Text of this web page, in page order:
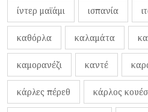
ίντερ μαϊάμι ισπανία
καθόρλα καλαμάτα
καμορανέζι καντέ
κάρλες πέρεθ κάρλος